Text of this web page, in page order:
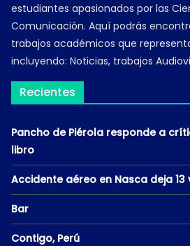
estudiantes apasionados por las
Comunicación. Aquí podrás
trabajos académicos que
incluyendo: Noticias, trabajos
Recientes
Pancho de Piérola responde a
libro
Accidente aéreo en Nasca deja
Bar
Contigo, Perú